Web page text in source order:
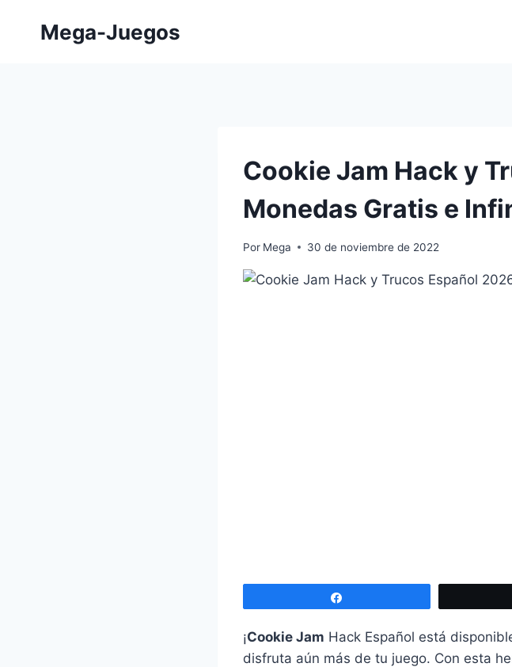
Mega-Juegos
Cookie Jam Hack y
Monedas Gratis e
Por Mega 30 de noviembre de 2022
¡Cookie Jam Hack Español está
disfruta aún más de tu juego. Con esta